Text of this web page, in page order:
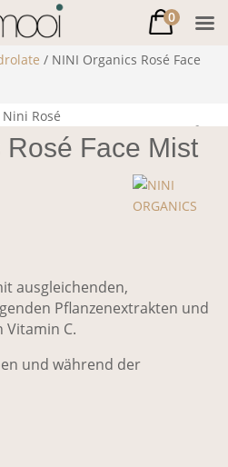
/ NINI Organics Rosé Face
Face Mist
ausgleichenden,
Pflanzenextrakten und
Vitamin C.
und während der
0